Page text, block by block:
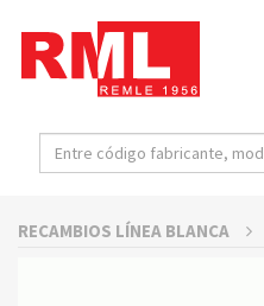
RECAMBIOS LÍNEA BLANCA